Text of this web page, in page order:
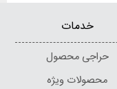
خدمات
حراجی محصول
محصولات ویژه